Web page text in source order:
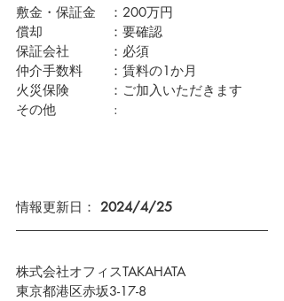
敷金・保証金　：200万円
償却　　　　　：要確認
保証会社　　　：必須
仲介手数料　　：賃料の1か月
火災保険　　　：ご加入いただきます
その他　　　    :
情報更新日： 2024/4/25
株式会社オフィスTAKAHATA
東京都港区赤坂3-17-8